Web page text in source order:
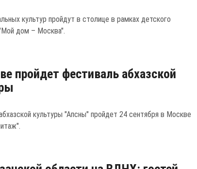
культур пройдут в столице в рамках детского
дом – Москва".
пройдет фестиваль абхазской
культуры "Апсны" пройдет 24 сентября в Москве